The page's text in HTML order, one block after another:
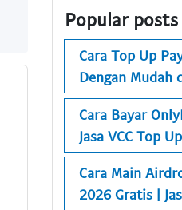
Popular posts
Cara Top Up
Dengan Mudah
Cara Bayar
Jasa VCC Top
Cara Main
2026 Gratis |